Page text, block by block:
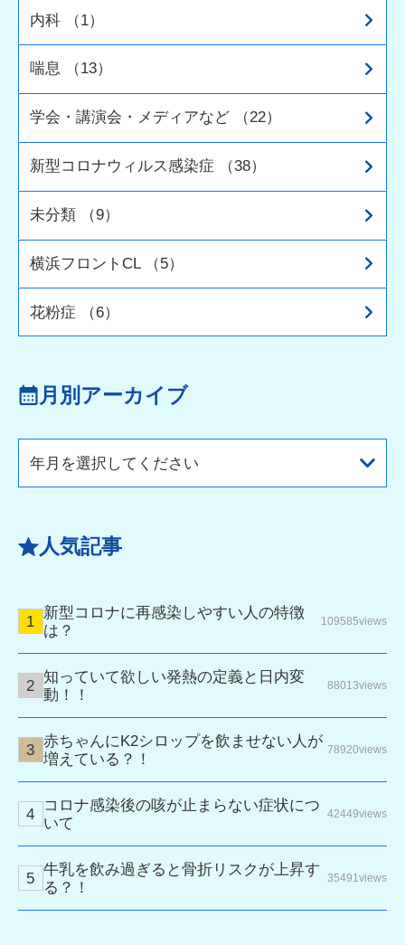
内科 （1）
喘息 （13）
学会・講演会・メディアなど （22）
新型コロナウィルス感染症 （38）
未分類 （9）
横浜フロントCL （5）
花粉症 （6）
月別アーカイブ
年月を選択してください
人気記事
新型コロナに再感染しやすい人の特徴
は？
109585views
知っていて欲しい発熱の定義と日内変
動！！
88013views
赤ちゃんにK2シロップを飲ませない人が
増えている？！
78920views
コロナ感染後の咳が止まらない症状につ
いて
42449views
牛乳を飲み過ぎると骨折リスクが上昇す
る？！
35491views